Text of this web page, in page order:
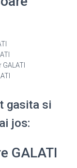
gasita si
jos:
GALATI